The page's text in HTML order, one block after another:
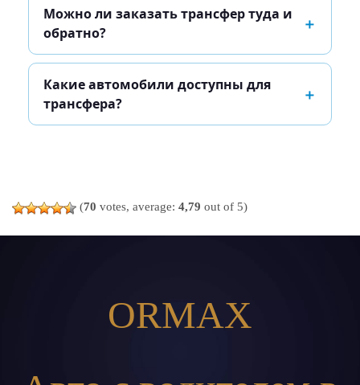
Можно ли заказать трансфер туда и
обратно?
Какие автомобили доступны для
трансфера?
(70 votes, average: 4,79 out of 5)
ORMAX